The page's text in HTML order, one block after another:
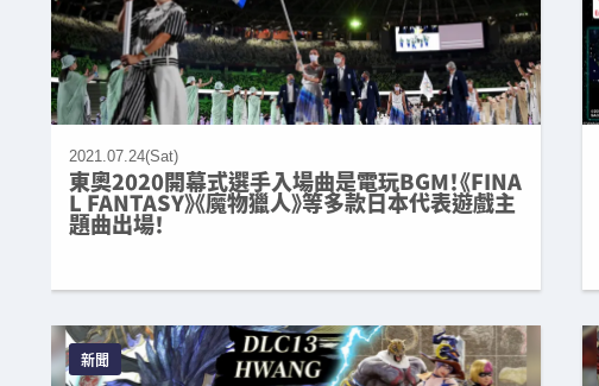
2021.07.24(Sat)
東奧2020開幕式選手入場曲是電玩BGM！《FINA
L FANTASY》《魔物獵人》等多款日本代表遊戲主
題曲出場！
新聞